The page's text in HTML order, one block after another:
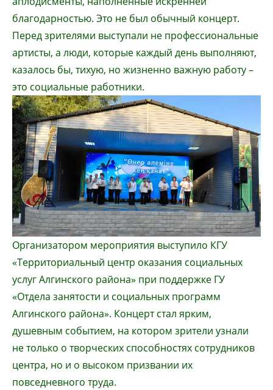
благодарностью. Это не был обычный концерт.
Перед зрителями выступали не профессиональные
артисты, а люди, которые каждый день выполняют,
казалось бы, тихую, но жизненно важную работу –
это социальные работники.
Организатором мероприятия выступило КГУ
«Территориальный центр оказания социальных
услуг Алгинского района» при поддержке ГУ
«Отдела занятости и социальных программ
Алгинского района». Концерт стал ярким,
душевным событием, на котором зрители узнали
не только о творческих способностях сотрудников
центра, но и о высоком призвании их
повседневного труда.